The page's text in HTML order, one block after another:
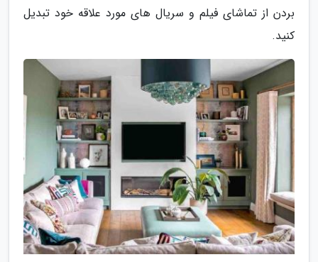
بردن از تماشای فیلم و سریال های مورد علاقه خود تبدیل
کنید.